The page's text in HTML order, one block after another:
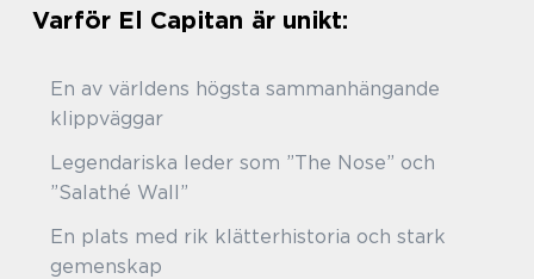
Varför El Capitan är unikt:
En av världens högsta sammanhängande
klippväggar
Legendariska leder som ”The Nose” och
”Salathé Wall”
En plats med rik klätterhistoria och stark
gemenskap